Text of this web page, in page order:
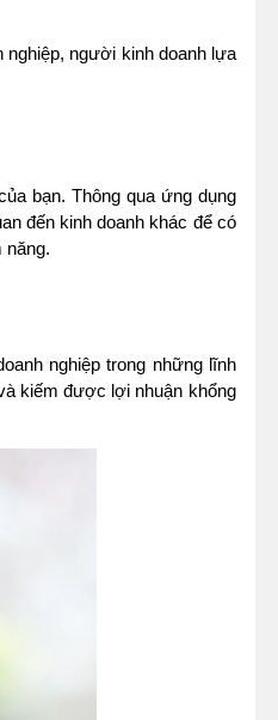
nghiệp, người kinh doanh lựa
bạn. Thông qua ứng dụng
đến kinh doanh khác để có
năng.
nghiệp trong những lĩnh
kiếm được lợi nhuận khổng